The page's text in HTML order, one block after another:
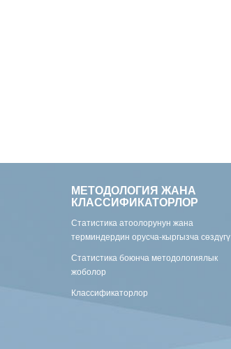
МЕТОДОЛОГИЯ ЖАНА
КЛАССИФИКАТОРЛОР
Статистика атоолорунун жана
терминдердин орусча-кыргызча сөздүгү
Статистика боюнча методологиялык
жоболор
Классификаторлор